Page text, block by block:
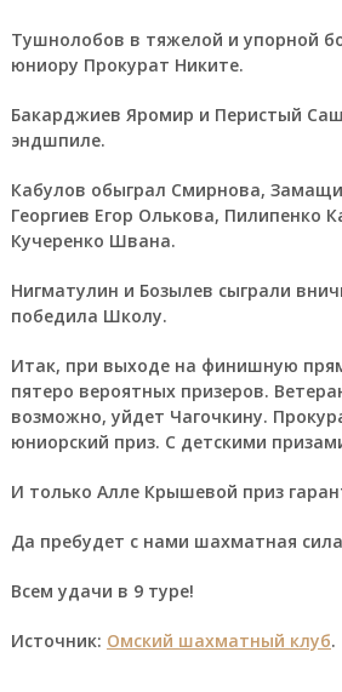
Тушнолобов в тяжелой и упорной
юниору Прокурат Никите.
Бакарджиев Яромир и Перистый
эндшпиле.
Кабулов обыграл Смирнова,
Георгиев Егор Олькова, Пилипенко
Кучеренко Швана.
Нигматулин и Бозылев сыграли
победила Школу.
Итак, при выходе на финишную
пятеро вероятных призеров.
возможно, уйдет Чагочкину.
юниорский приз. С детскими
И только Алле Крышевой приз
Да пребудет с нами шахматная
Всем удачи в 9 туре!
Источник: Омский шахматный клуб.